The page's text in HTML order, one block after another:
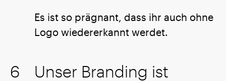
Es ist so prägnant, dass ihr auch ohne
Logo wiedererkannt werdet.
Unser Branding ist